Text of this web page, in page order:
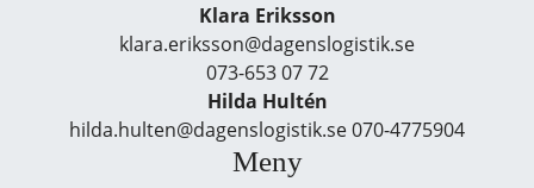
Klara Eriksson
klara.eriksson@dagenslogistik.se
073-653 07 72
Hilda Hultén
hilda.hulten@dagenslogistik.se 070-4775904
Meny